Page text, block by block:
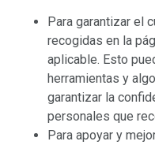
Para garantizar el
recogidas en la
aplicable. Esto
herramientas y
garantizar la
personales que
Para apoyar y